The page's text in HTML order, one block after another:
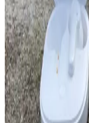
Açık Hava
Hoparlör Seçim
Açık hava etkinlikleri
hoparlörler, uzun pil
çıkar. Bu rehberde,
detaylandırılıyor.
Kablosuz
Kalitesi: